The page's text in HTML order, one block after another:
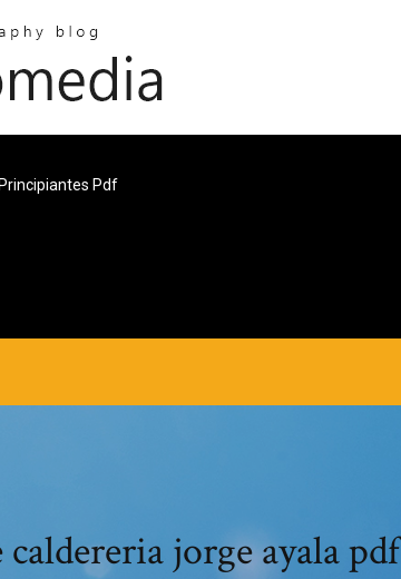
Pdf
jorge ayala pdf